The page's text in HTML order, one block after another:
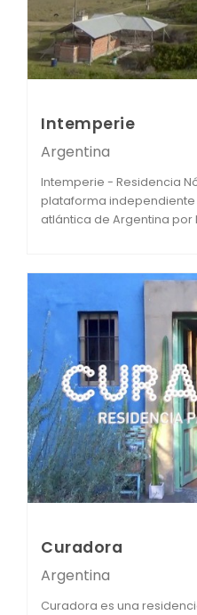
Intemperie
Argentina
Intemperie - Residencia
plataforma independiente
atlántica de Argentina por
Curadora
Argentina
Curadora es una